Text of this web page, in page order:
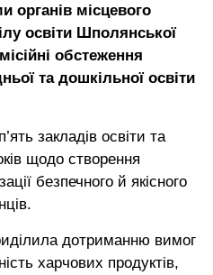
органів місцевого
освіти Шполянської
обстеження
та дошкільної освіти
закладів освіти та
щодо створення
безпечного й якісного
дотриманню вимог
харчових продуктів,